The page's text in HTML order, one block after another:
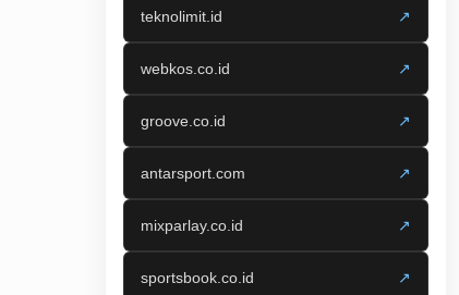
teknolimit.id ↗
webkos.co.id ↗
groove.co.id ↗
antarsport.com ↗
mixparlay.co.id ↗
sportsbook.co.id ↗